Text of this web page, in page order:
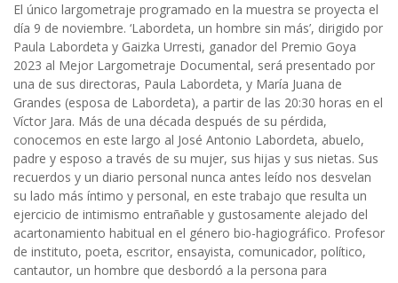
El único largometraje programado en la muestra se proyecta el
día 9 de noviembre. ‘Labordeta, un hombre sin más’, dirigido por
Paula Labordeta y Gaizka Urresti, ganador del Premio Goya
2023 al Mejor Largometraje Documental, será presentado por
una de sus directoras, Paula Labordeta, y María Juana de
Grandes (esposa de Labordeta), a partir de las 20:30 horas en el
Víctor Jara. Más de una década después de su pérdida,
conocemos en este largo al José Antonio Labordeta, abuelo,
padre y esposo a través de su mujer, sus hijas y sus nietas. Sus
recuerdos y un diario personal nunca antes leído nos desvelan
su lado más íntimo y personal, en este trabajo que resulta un
ejercicio de intimismo entrañable y gustosamente alejado del
acartonamiento habitual en el género bio-hagiográfico. Profesor
de instituto, poeta, escritor, ensayista, comunicador, político,
cantautor, un hombre que desbordó a la persona para